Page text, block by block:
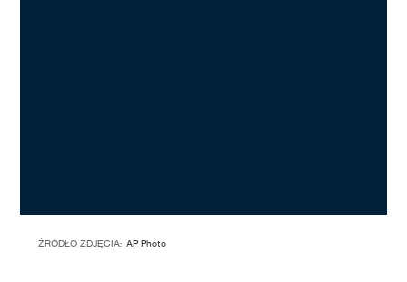
ŹRÓDŁO ZDJĘCIA: AP Photo